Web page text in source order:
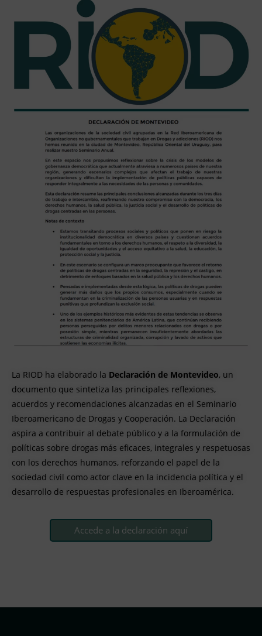
La RIOD ha elaborado la Declaración de Montevideo, un
documento que sintetiza las principales reflexiones,
acuerdos y recomendaciones alcanzadas en el Seminario
Iberoamericano de Drogas y Cooperación. La Declaración
aspira a contribuir al debate público y a la formulación de
políticas sobre drogas más eficaces, integrales y respetuosas
con los derechos humanos, reforzando el papel de la
sociedad civil como actor clave en la incidencia política y el
desarrollo de respuestas profesionales en Iberoamérica.
Accede a la declaración aquí